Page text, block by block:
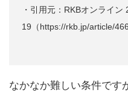
・引用元：RKBオンライン
19（https://rkb.jp/article/
なかなか難しい条件です